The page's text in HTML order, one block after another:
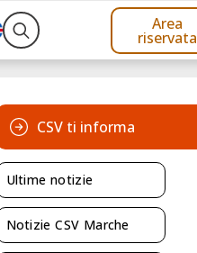
Search
Area
riservata
CSV ti informa
Ultime notizie
Notizie CSV Marche